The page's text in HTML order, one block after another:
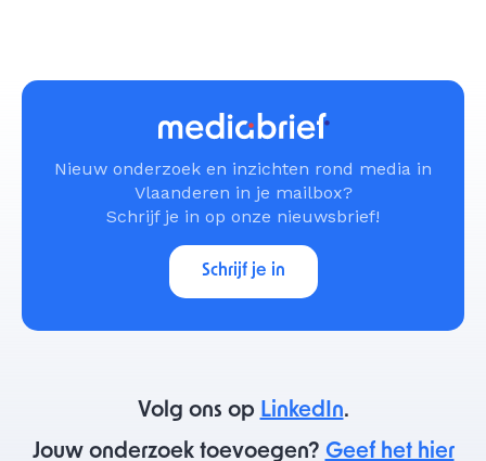
Nieuw onderzoek en inzichten rond media in
Vlaanderen in je mailbox?
Schrijf je in op onze nieuwsbrief!
Schrijf je in
Volg ons op LinkedIn.
Jouw onderzoek toevoegen? Geef het hier